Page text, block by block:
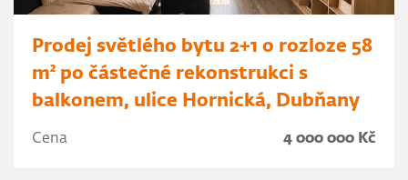
Prodej světlého bytu 2+1 o rozloze 58
m² po částečné rekonstrukci s
balkonem, ulice Hornická, Dubňany
Cena 4 000 000 Kč